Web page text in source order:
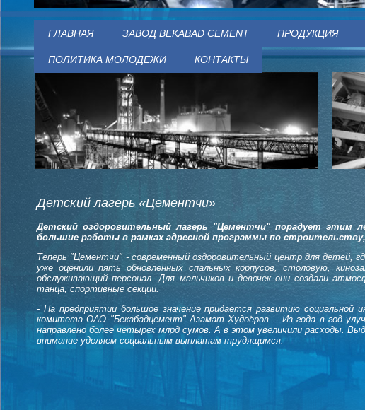
ГЛАВНАЯ ЗАВОД BEKABAD CEMENT ПРОДУКЦИЯ
ПОЛИТИКА МОЛОДЕЖИ КОНТАКТЫ
Детский лагерь «Цементчи»
Детский оздоровительный лагерь "Цементчи" порадует этим
большие работы в рамках адресной программы по
Теперь "Цементчи" - современный оздоровительный центр для
уже оценили пять обновленных спальных корпусов, столовую,
обслуживающий персонал. Для мальчиков и девочек они создали
танца, спортивные секции.
- На предприятии большое значение придается развитию
комитета ОАО "Бекабадцемент" Азамат Худоёров. - Из года в год
направлено более четырех млрд сумов. А в этом увеличили расходы.
внимание уделяем социальным выплатам трудящимся.